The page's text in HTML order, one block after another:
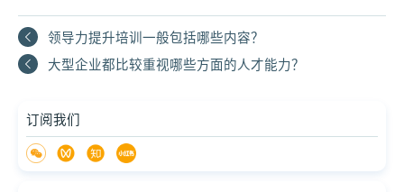
领导力提升培训一般包括哪些内容？
大型企业都比较重视哪些方面的人才能力？
订阅我们